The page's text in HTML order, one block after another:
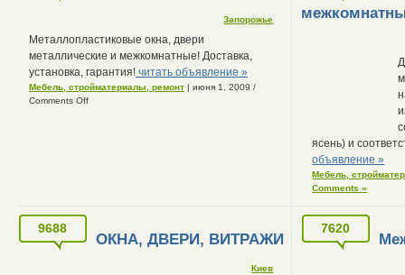
Запорожье
Металлопластиковые окна, двери
металлические и межкомнатные! Доставка,
установка, гарантия! читать объявление »
Мебель, стройматериалы, ремонт | июня 1, 2009 /
Comments Off
ясень) и
объявление »
Мебель,
Comments »
9688
ОКНА, ДВЕРИ, ВИТРАЖИ
Киев
7620